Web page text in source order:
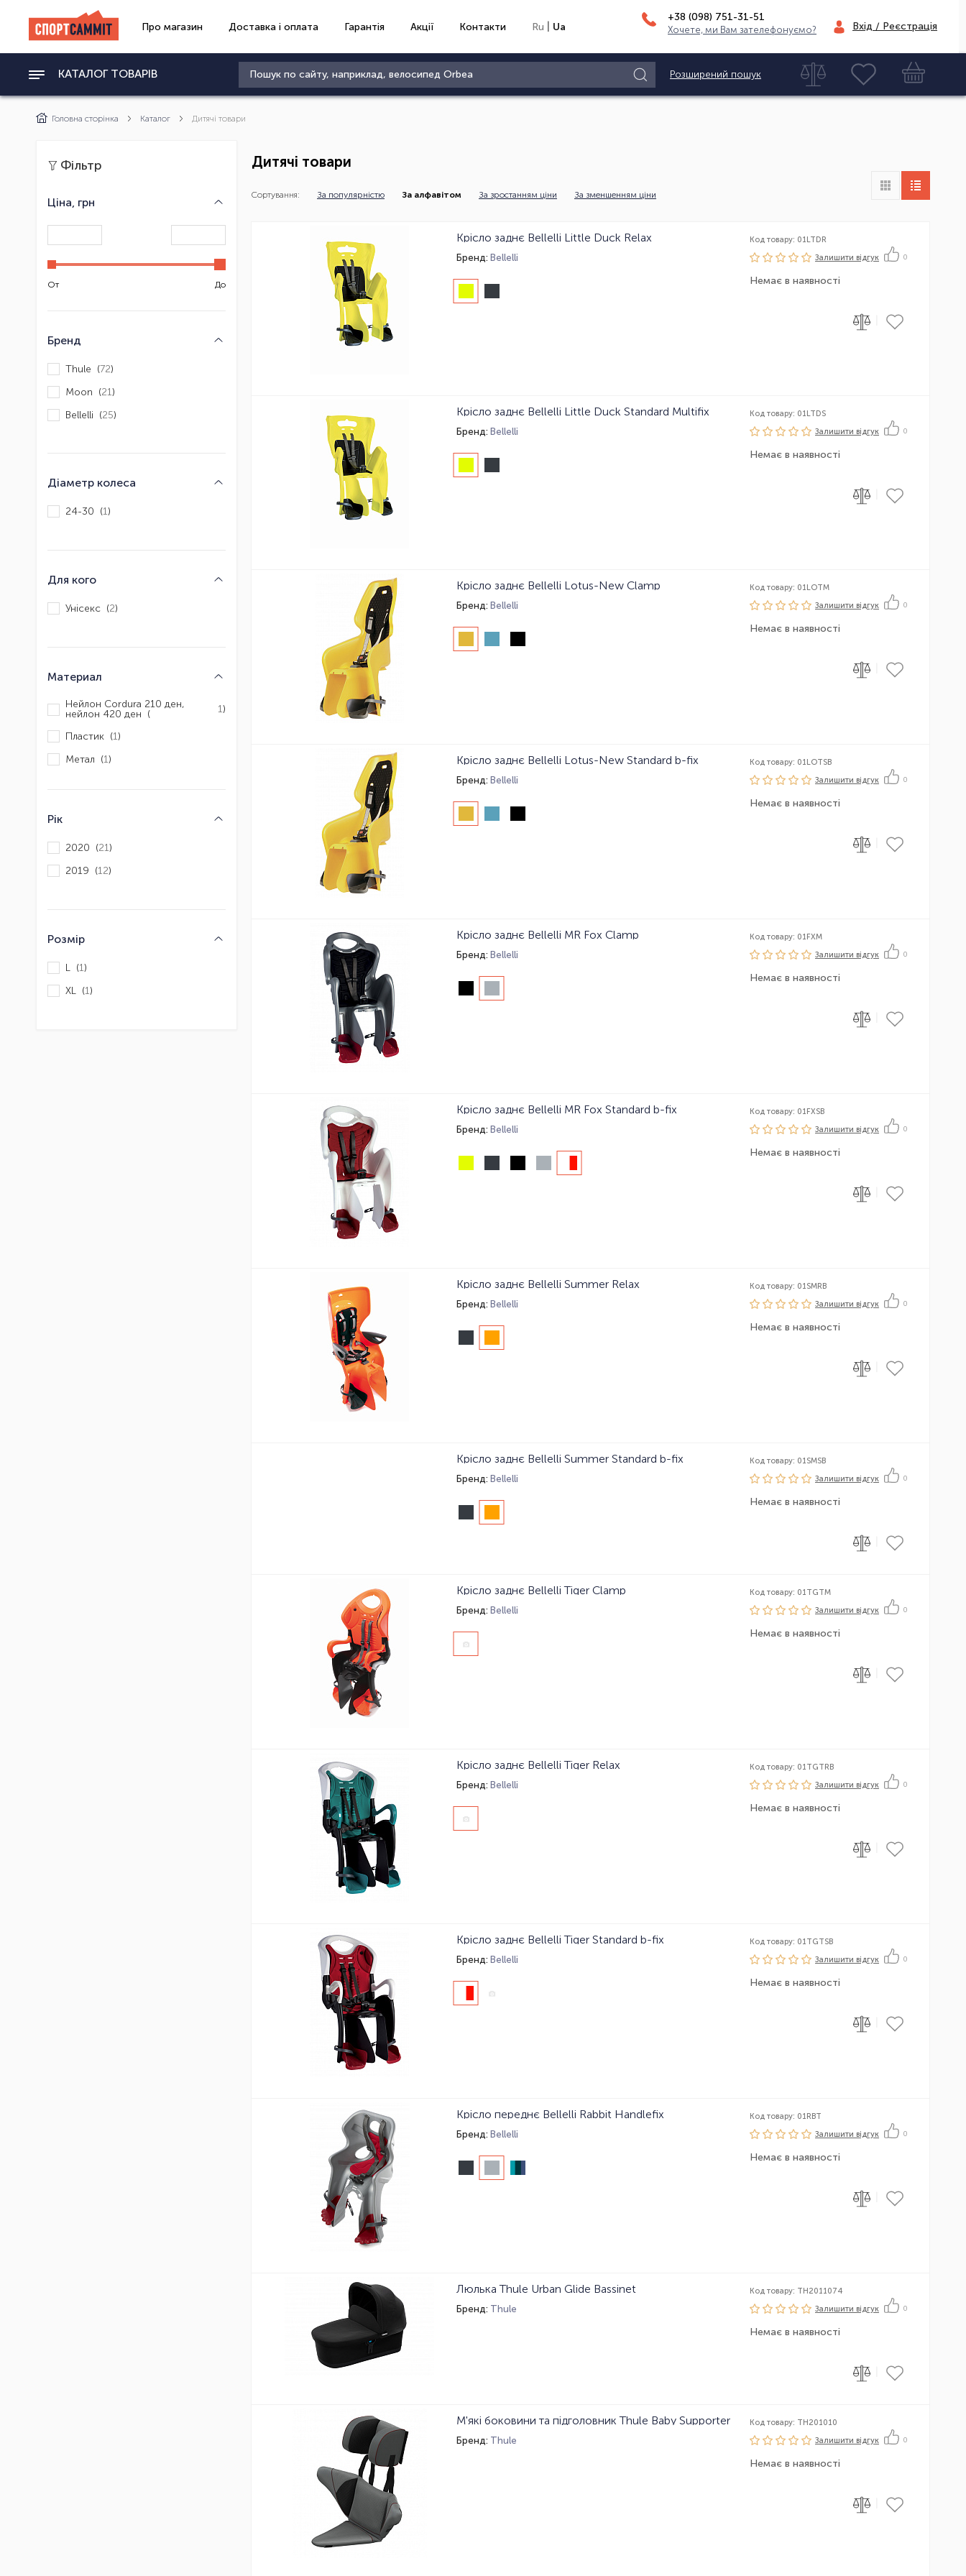
Про магазин Доставка і оплата Гарантія Акції Контакти Ru Ua
+38 (098) 751-31-51
Хочете, ми Вам зателефонуємо? Вхід / Реєстрація
КАТАЛОГ ТОВАРІВ Розширений пошук
Головна сторінка Каталог Дитячі товари
Фільтр
Ціна, грн
От До
Бренд
Thule (72)
Moon (21)
Bellelli (25)
Діаметр колеса
24-30 (1)
Для кого
Унісекс (2)
Материал
Нейлон Cordura 210 ден,
нейлон 420 ден (
1)
Пластик (1)
Метал (1)
Рік
2020 (21)
2019 (12)
Розмір
L (1)
XL (1)
Дитячі товари
Сортування: За популярністю За алфавітом За зростанням ціни За зменшенням ціни
Крісло заднє Bellelli Little Duck Relax
Бренд: Bellelli
Код товару: 01LTDR
Залишити вiдгук
0
Немає в наявності
Крісло заднє Bellelli Little Duck Standard Multifix
Бренд: Bellelli
Код товару: 01LTDS
Залишити вiдгук
0
Немає в наявності
Крісло заднє Bellelli Lotus-New Clamp
Бренд: Bellelli
Код товару: 01LOTM
Залишити вiдгук
0
Немає в наявності
Крісло заднє Bellelli Lotus-New Standard b-fix
Бренд: Bellelli
Код товару: 01LOTSB
Залишити вiдгук
0
Немає в наявності
Крісло заднє Bellelli MR Fox Clamp
Бренд: Bellelli
Код товару: 01FXM
Залишити вiдгук
0
Немає в наявності
Крісло заднє Bellelli MR Fox Standard b-fix
Бренд: Bellelli
Код товару: 01FXSB
Залишити вiдгук
0
Немає в наявності
Крісло заднє Bellelli Summer Relax
Бренд: Bellelli
Код товару: 01SMRB
Залишити вiдгук
0
Немає в наявності
Крісло заднє Bellelli Summer Standard b-fix
Бренд: Bellelli
Код товару: 01SMSB
Залишити вiдгук
0
Немає в наявності
Крісло заднє Bellelli Tiger Clamp
Бренд: Bellelli
Код товару: 01TGTM
Залишити вiдгук
0
Немає в наявності
Крісло заднє Bellelli Tiger Relax
Бренд: Bellelli
Код товару: 01TGTRB
Залишити вiдгук
0
Немає в наявності
Крісло заднє Bellelli Tiger Standard b-fix
Бренд: Bellelli
Код товару: 01TGTSB
Залишити вiдгук
0
Немає в наявності
Крісло переднє Bellelli Rabbit Handlefix
Бренд: Bellelli
Код товару: 01RBT
Залишити вiдгук
0
Немає в наявності
Люлька Thule Urban Glide Bassinet
Бренд: Thule
Код товару: TH2011074
Залишити вiдгук
0
Немає в наявності
М'які боковини та підголовник Thule Baby Supporter
Бренд: Thule
Код товару: TH201010
Залишити вiдгук
0
Немає в наявності